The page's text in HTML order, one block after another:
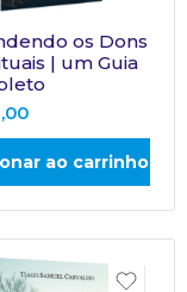
os Dons
| um Guia
ao carrinho